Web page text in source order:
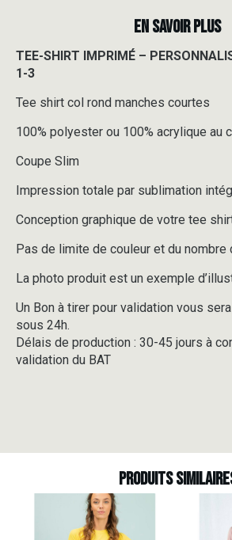
EN SAVOIR PLUS
TEE-SHIRT IMPRIMÉ –
1-3
Tee shirt col rond manches courtes
100% polyester ou 100% acrylique au
Coupe Slim
Impression totale par sublimation
Conception graphique de votre tee
Pas de limite de couleur et du nombre
La photo produit est un exemple
Un Bon à tirer pour validation vous
sous 24h.
Délais de production : 30-45 jours à
validation du BAT
Produits